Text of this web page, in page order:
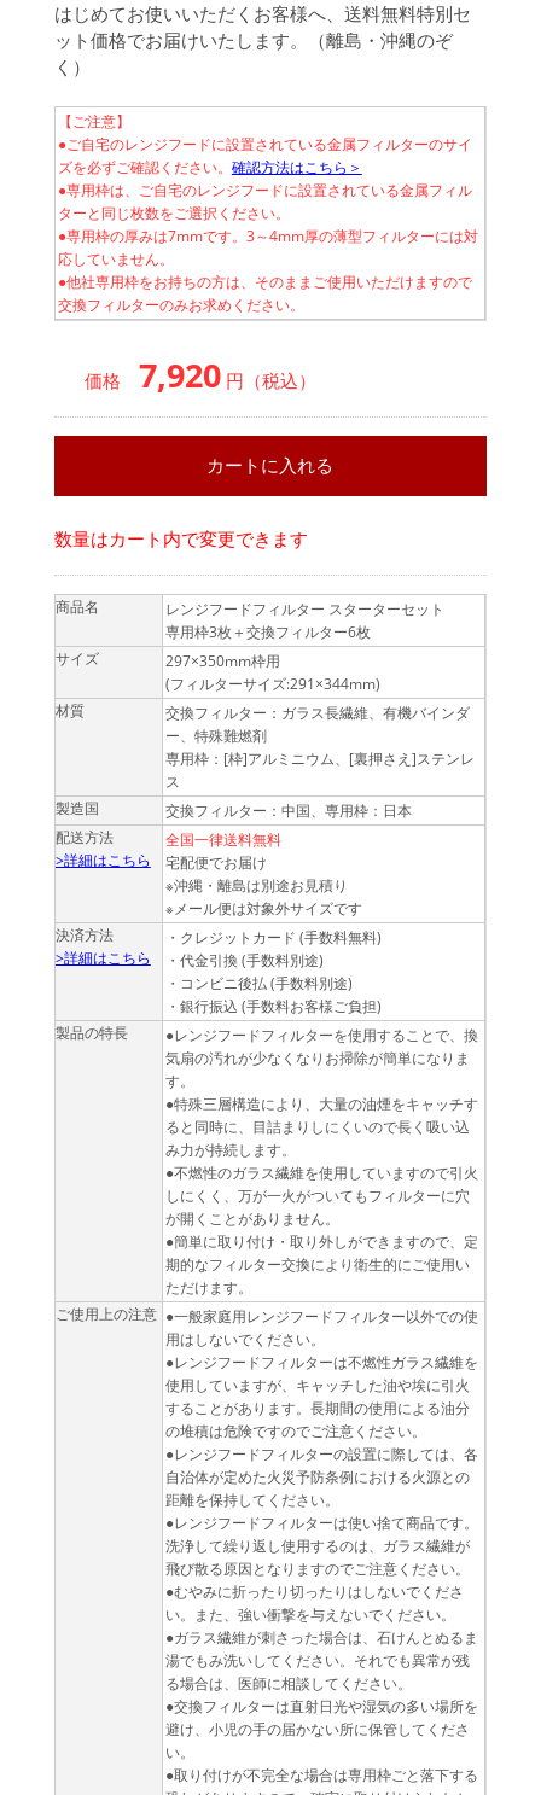
はじめてお使いいただくお客様へ、送料無料特別セ
ット価格でお届けいたします。（離島・沖縄のぞ
く）
【ご注意】
●ご自宅のレンジフードに設置されている金属フィルターのサイ
ズを必ずご確認ください。 確認方法はこちら＞
●専用枠は、ご自宅のレンジフードに設置されている金属フィル
ターと同じ枚数をご選択ください。
●専用枠の厚みは7mmです。3～4mm厚の薄型フィルターには対
応していません。
●他社専用枠をお持ちの方は、そのままご使用いただけますので
交換フィルターのみお求めください。
価格 7,920円（税込）
数量はカート内で変更できます
商品名
レンジフードフィルター スターターセット
専用枠3枚＋交換フィルター6枚
サイズ
297×350mm枠用
(フィルターサイズ:291×344mm)
材質
交換フィルター：ガラス長繊維、有機バインダ
ー、特殊難燃剤
専用枠：[枠]アルミニウム、[裏押さえ]ステンレ
ス
製造国
交換フィルター：中国、専用枠：日本
配送方法
>詳細はこちら
全国一律送料無料
宅配便でお届け
※沖縄・離島は別途お見積り
※メール便は対象外サイズです
決済方法
>詳細はこちら
・クレジットカード (手数料無料)
・代金引換 (手数料別途)
・コンビニ後払 (手数料別途)
・銀行振込 (手数料お客様ご負担)
製品の特長
●レンジフードフィルターを使用することで、換
気扇の汚れが少なくなりお掃除が簡単になりま
す。
●特殊三層構造により、大量の油煙をキャッチす
ると同時に、目詰まりしにくいので長く吸い込
み力が持続します。
●不燃性のガラス繊維を使用していますので引火
しにくく、万が一火がついてもフィルターに穴
が開くことがありません。
●簡単に取り付け・取り外しができますので、定
期的なフィルター交換により衛生的にご使用い
ただけます。
ご使用上の注意 ●一般家庭用レンジフードフィルター以外での使
用はしないでください。
●レンジフードフィルターは不燃性ガラス繊維を
使用していますが、キャッチした油や埃に引火
することがあります。長期間の使用による油分
の堆積は危険ですのでご注意ください。
●レンジフードフィルターの設置に際しては、各
自治体が定めた火災予防条例における火源との
距離を保持してください。
●レンジフードフィルターは使い捨て商品です。
洗浄して繰り返し使用するのは、ガラス繊維が
飛び散る原因となりますのでご注意ください。
●むやみに折ったり切ったりはしないでくださ
い。また、強い衝撃を与えないでください。
●ガラス繊維が刺さった場合は、石けんとぬるま
湯でもみ洗いしてください。それでも異常が残
る場合は、医師に相談してください。
●交換フィルターは直射日光や湿気の多い場所を
避け、小児の手の届かない所に保管してくださ
い。
●取り付けが不完全な場合は専用枠ごと落下する